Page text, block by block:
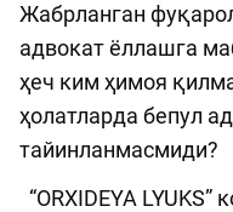
Жабрланган
адвокат ёллашга
ҳеч ким ҳимоя
ҳолатларда бепул
тайинланмасмиди?
“ORXIDEYA